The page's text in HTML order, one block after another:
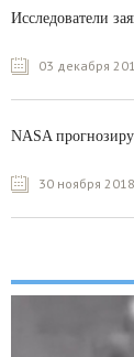
Исследователи
03 декабря
NASA
30 ноября